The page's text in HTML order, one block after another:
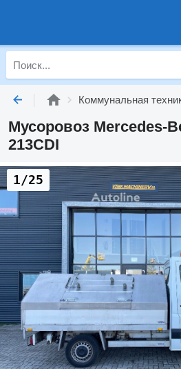
Коммунальная
Мусоровоз Mercedes-
213CDI
1/25